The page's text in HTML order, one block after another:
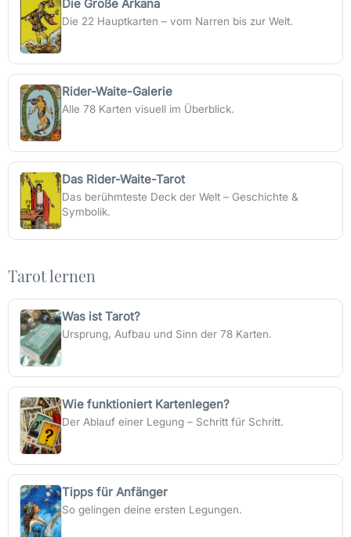
Die Große Arkana
Die 22 Hauptkarten – vom Narren bis zur Welt.
Rider-Waite-Galerie
Alle 78 Karten visuell im Überblick.
Das Rider-Waite-Tarot
Das berühmteste Deck der Welt – Geschichte &
Symbolik.
Tarot lernen
Was ist Tarot?
Ursprung, Aufbau und Sinn der 78 Karten.
Wie funktioniert Kartenlegen?
Der Ablauf einer Legung – Schritt für Schritt.
Tipps für Anfänger
So gelingen deine ersten Legungen.